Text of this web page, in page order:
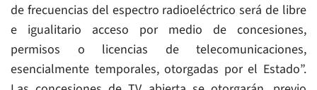
de frecuencias del espectro radioeléctrico será de libre
e igualitario acceso por medio de concesiones,
permisos o licencias de telecomunicaciones,
esencialmente temporales, otorgadas por el Estado”.